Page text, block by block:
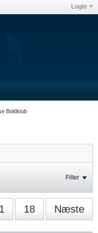
Login
Boldklub
Filter
18 Næste